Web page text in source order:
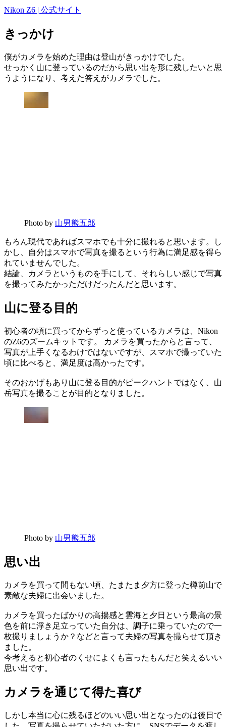
Nikon Z6 | 公式サイト
きっかけ
僕がカメラを始めた理由は登山がきっかけでした。
せっかく山に登っているのだから思い出を形に残したいと思
うようになり、考えた答えがカメラでした。
Photo by 山男熊五郎
もろん現代であればスマホでも十分に撮れると思います。し
かし、自分はスマホで写真を撮るという行為に満足感を得ら
れていませんでした。
結論、カメラというものを手にして、それらしい感じで写真
を撮ってみたかっただけだったんだと思います。
山に登る目的
初心者の頃に買ってからずっと使っているカメラは、Nikon
のZ6のズームキットです。 カメラを買ったからと言って、
写真が上手くなるわけではないですが、スマホで撮っていた
頃に比べると、満足度は高かったです。
そのおかげもあり山に登る目的がピークハントではなく、山
岳写真を撮ることが目的となりました。
Photo by 山男熊五郎
思い出
カメラを買って間もない頃、たまたま夕方に登った樽前山で
素敵な夫婦に出会いました。
カメラを買ったばかりの高揚感と雲海と夕日という最高の景
色を前に浮き足立っていた自分は、調子に乗っていたので一
枚撮りましょうか？などと言って夫婦の写真を撮らせて頂き
ました。
今考えると初心者のくせによくも言ったもんだと笑えるいい
思い出です。
カメラを通じて得た喜び
しかし本当に心に残るほどのいい思い出となったのは後日で